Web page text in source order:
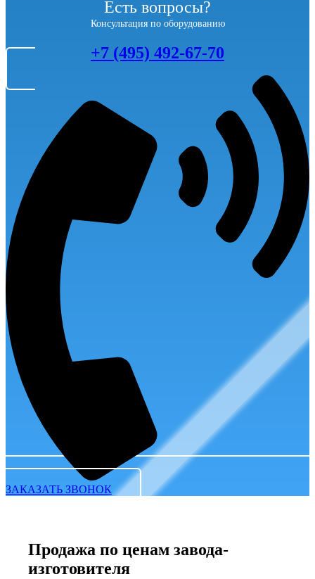
Есть вопросы?
Консультация по оборудованию
+7 (495) 492-67-70
ЗАКАЗАТЬ ЗВОНОК
Продажа по ценам завода-
изготовителя